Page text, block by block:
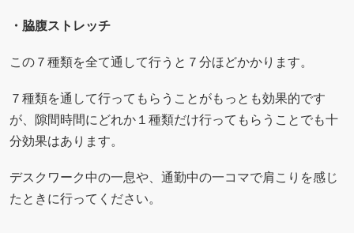
・脇腹ストレッチ
この７種類を全て通して行うと７分ほどかかります。
７種類を通して行ってもらうことがもっとも効果的です
が、隙間時間にどれか１種類だけ行ってもらうことでも十
分効果はあります。
デスクワーク中の一息や、通勤中の一コマで肩こりを感じ
たときに行ってください。